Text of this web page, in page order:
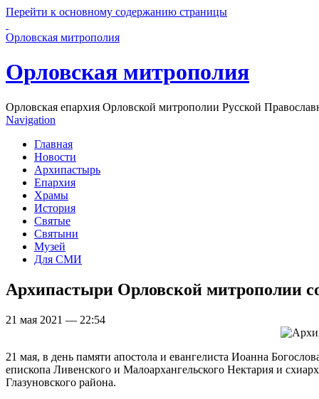
Перейти к основному содержанию страницы
Орловская митрополия
Орловская митрополия
Орловская епархия Орловской митрополии Русской
Navigation
Главная
Новости
Архипастырь
Епархия
Храмы
История
Святые
Святыни
Музей
Для СМИ
Архипастыри Орловской митрополии
21 мая 2021 — 22:54
21 мая, в день памяти апостола и евангелиста Иоанна
епископа Ливенского и Малоархангельского Нектария и
Глазуновского района.